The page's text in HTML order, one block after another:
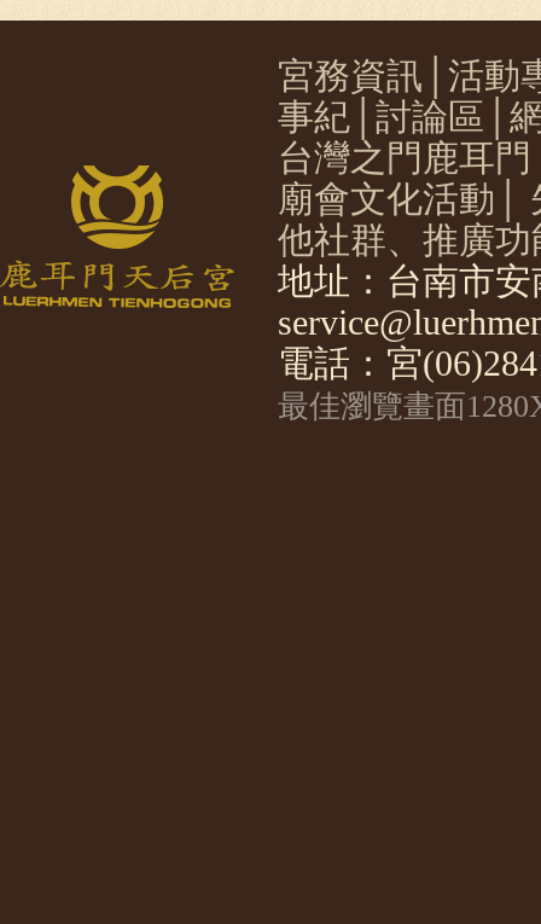
宮務資訊
活動
事紀
討論區
台灣之門鹿耳門
廟會文化活動
他社群、推廣功
地址：台南市
電話：宮
最佳瀏覽畫面